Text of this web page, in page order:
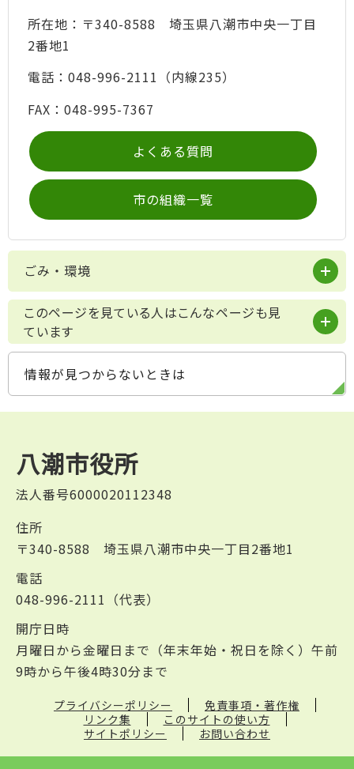
所在地：〒340-8588 埼玉県八潮市中央一丁目
2番地1
電話：048-996-2111（内線235）
FAX：048-995-7367
よくある質問
市の組織一覧
ごみ・環境
このページを見ている人はこんなページも見
ています
情報が見つからないときは
八潮市役所
法人番号6000020112348
住所
〒340-8588 埼玉県八潮市中央一丁目2番地1
電話
048-996-2111（代表）
開庁日時
月曜日から金曜日まで（年末年始・祝日を除く）午前
9時から午後4時30分まで
プライバシーポリシー
免責事項・著作権
リンク集
このサイトの使い方
サイトポリシー
お問い合わせ